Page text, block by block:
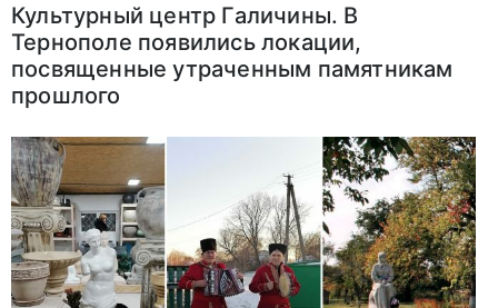
Культурный центр Галичины. В
Тернополе появились локации,
посвященные утраченным памятникам
прошлого